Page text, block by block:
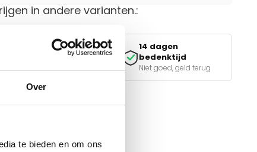
Over
te bieden en om ons
in andere varianten.:
Veilig betalen
14 dagen
bedenktijd
Niet goed, geld terug